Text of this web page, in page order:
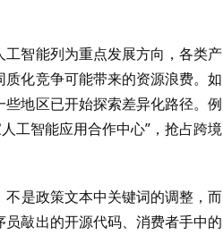
智能列为重点发展方向，各类产
化竞争可能带来的资源浪费。如
地区已开始探索差异化路径。例
工智能应用合作中心”，抢占跨境
不是政策文本中关键词的调整，而
敲出的开源代码、消费者手中的